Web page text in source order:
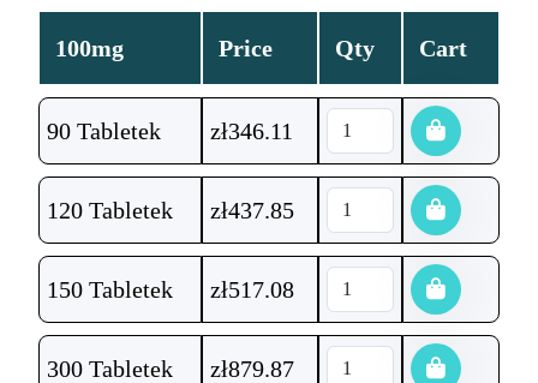
100mg Price Qty Cart
90 Tabletek zł346.11
120 Tabletek zł437.85
150 Tabletek zł517.08
300 Tabletek zł879.87